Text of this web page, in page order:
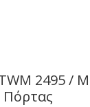
2495 /
Πόρτας